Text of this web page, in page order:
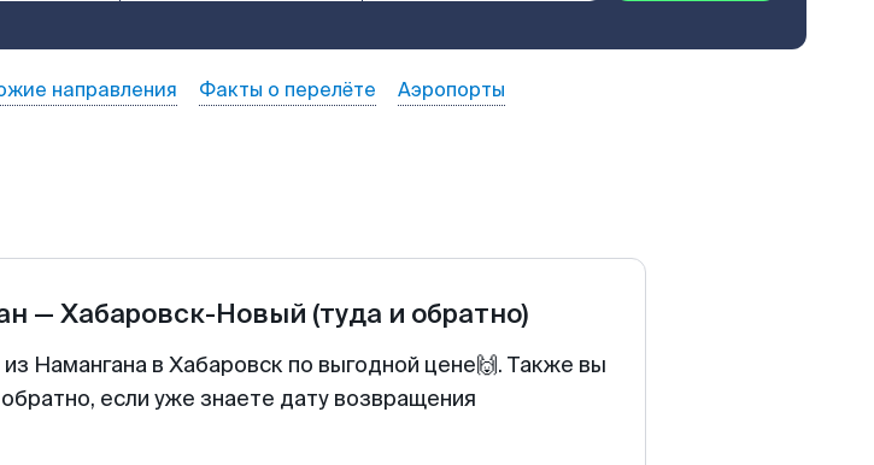
направления Факты о перелёте Аэропорты
— Хабаровск-Новый (туда и обратно)
Намангана в Хабаровск по выгодной цене🙌. Также вы
если уже знаете дату возвращения